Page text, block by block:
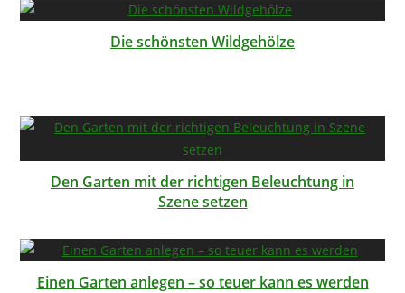
Die schönsten Wildgehölze
Den Garten mit der richtigen Beleuchtung in
Szene setzen
Einen Garten anlegen – so teuer kann es werden